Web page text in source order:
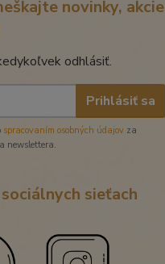
novinky, akcie
odhlásiť.
Prihlásiť sa
spracovaním osobných údajov za
newslettera.
sieťach